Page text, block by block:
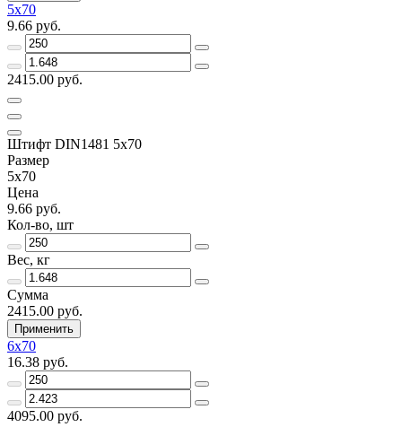
5х70
9.66 руб.
2415.00 руб.
Штифт DIN1481 5х70
Размер
5х70
Цена
9.66 руб.
Кол-во, шт
Вес, кг
Сумма
2415.00 руб.
Применить
6х70
16.38 руб.
4095.00 руб.